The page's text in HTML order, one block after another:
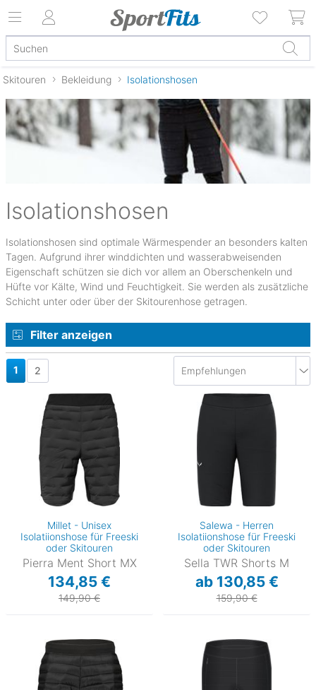
Skitouren Bekleidung Isolationshosen
Isolationshosen
Isolationshosen sind optimale Wärmespender an besonders kalten
Tagen. Aufgrund ihrer winddichten und wasserabweisenden
Eigenschaft schützen sie dich vor allem an Oberschenkeln und
Hüfte vor Kälte, Wind und Feuchtigkeit. Sie werden als zusätzliche
Schicht unter oder über der Skitourenhose getragen.
Filter anzeigen
1 2
Millet - Unisex
Isolatiionshose für Freeski
oder Skitouren
Pierra Ment Short MX
134,85 €
149,90 €
Salewa - Herren
Isolatiionshose für Freeski
oder Skitouren
Sella TWR Shorts M
ab 130,85 €
159,90 €